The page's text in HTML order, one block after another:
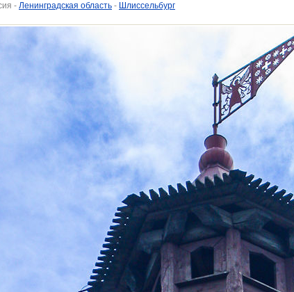
- Ленинградская область - Шлиссельбург